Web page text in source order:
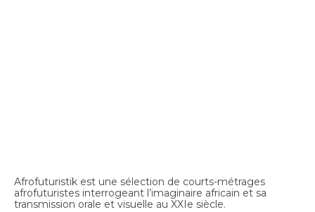
Afrofuturistik est une sélection de courts-métrages
afrofuturistes interrogeant l’imaginaire africain et sa
transmission orale et visuelle au XXIe siècle.